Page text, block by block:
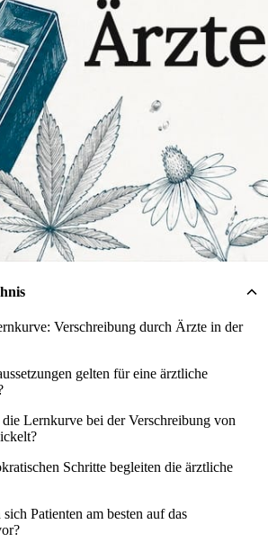
Verschreibung durch Ärzte in der
gelten für eine ärztliche
Lernkurve bei der Verschreibung von
Schritte begleiten die ärztliche
Patienten am besten auf das